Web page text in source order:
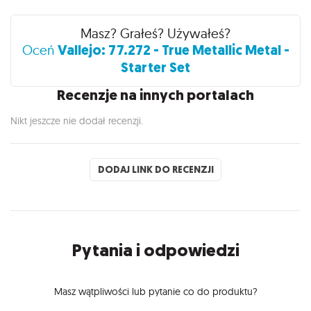
Recenzje
Masz? Grałeś? Używałeś?
Oceń Vallejo: 77.272 - True Metallic Metal -
Starter Set
Recenzje na innych portalach
Nikt jeszcze nie dodał recenzji.
DODAJ LINK DO RECENZJI
Pytania i odpowiedzi
Masz wątpliwości lub pytanie co do produktu?